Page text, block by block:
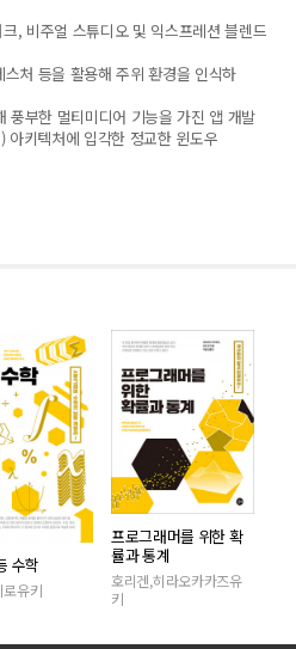
, 비주얼 스튜디오 및 익스프레션 블렌드
처 등을 활용해 주위 환경을 인식하
풍부한 멀티미디어 기능을 가진 앱 개발
키텍처에 입각한 정교한 윈도우
수학
로유키
프로그래머를 위한 확
률과 통계
호리겐,히라오카카즈유
키